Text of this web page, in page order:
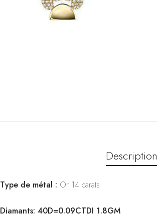
Description
Type de métal : Or 14 carats
Diamants: 40D=0.09CTDI 1.8GM